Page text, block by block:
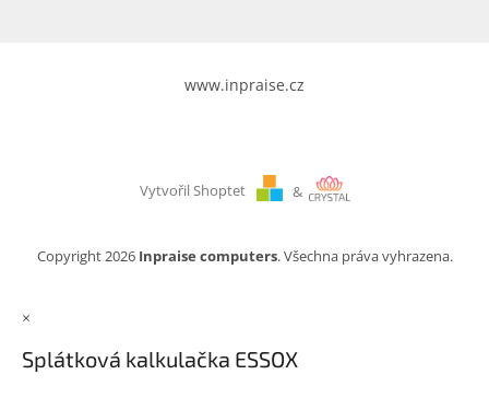
www.inpraise.cz
Vytvořil Shoptet &
Copyright 2026 Inpraise computers. Všechna práva vyhrazena.
×
Splátková kalkulačka ESSOX